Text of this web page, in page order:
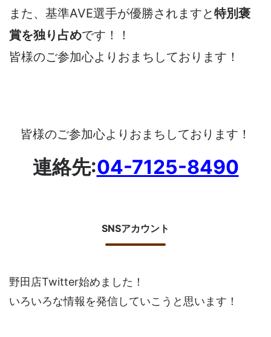
また、基準AVE選手が優勝されますと特別褒
賞を独り占めです！！
皆様のご参加心よりおまちしております！
皆様のご参加心よりおまちしております！
連絡先:04-7125-8490
SNSアカウント
野田店Twitter始めました！
いろいろな情報を発信していこうと思います！